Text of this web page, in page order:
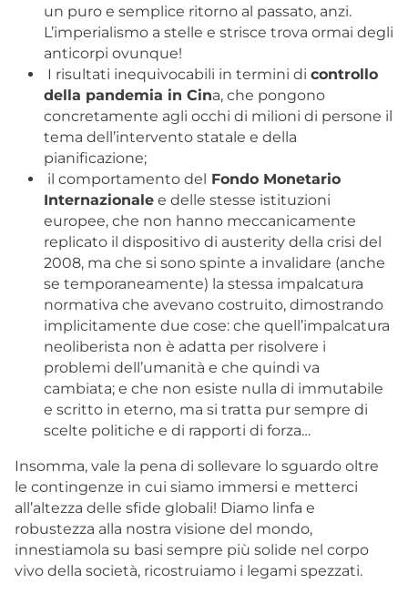
un puro e semplice ritorno al passato, anzi.
L’imperialismo a stelle e strisce trova ormai degli
anticorpi ovunque!
I risultati inequivocabili in termini di controllo
della pandemia in Cina, che pongono
concretamente agli occhi di milioni di persone il
tema dell’intervento statale e della
pianificazione;
il comportamento del Fondo Monetario
Internazionale e delle stesse istituzioni
europee, che non hanno meccanicamente
replicato il dispositivo di austerity della crisi del
2008, ma che si sono spinte a invalidare (anche
se temporaneamente) la stessa impalcatura
normativa che avevano costruito, dimostrando
implicitamente due cose: che quell’impalcatura
neoliberista non è adatta per risolvere i
problemi dell’umanità e che quindi va
cambiata; e che non esiste nulla di immutabile
e scritto in eterno, ma si tratta pur sempre di
scelte politiche e di rapporti di forza…
Insomma, vale la pena di sollevare lo sguardo oltre
le contingenze in cui siamo immersi e metterci
all’altezza delle sfide globali! Diamo linfa e
robustezza alla nostra visione del mondo,
innestiamola su basi sempre più solide nel corpo
vivo della società, ricostruiamo i legami spezzati.